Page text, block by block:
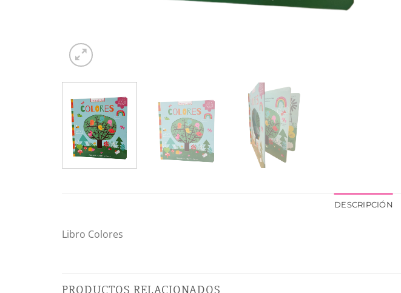
DESCRIPCIÓN
Libro Colores
PRODUCTOS RELACIONADOS